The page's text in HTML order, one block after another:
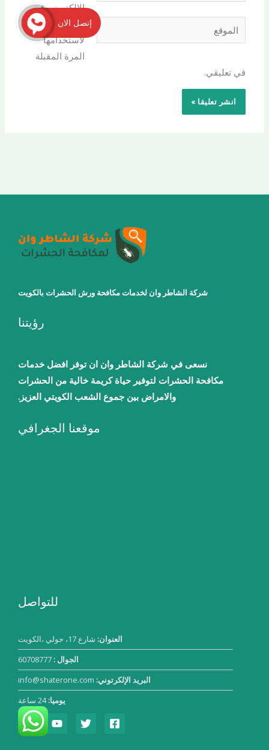
الموقع
الإلكتروني في
هذا المتصفح
لاستخدامها
المرة المقبلة
في تعليقي.
شركة الشاطر وان لخدمات مكافحة ورش الحشرات بالكويت
رؤيتنا
نسعى في شركة الشاطر وان ان توفر افضل خدمات
مكافحة الحشرات لتوفير حياة كريمة خالية من الحشرات
والامراض بين جموع الشعب الكويتي العزيز.
موقعنا الجغرافي
للتواصل
العنوان: شارع 17، حولي ،الكويت
الجوال :
البريد الإلكرتوني:
يوميا:24 ساعة
إتصل الان